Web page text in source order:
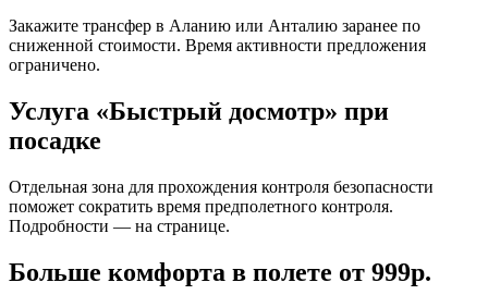
Закажите трансфер в Аланию или Анталию заранее по
сниженной стоимости. Время активности предложения
ограничено.
Услуга «Быстрый досмотр» при
посадке
Отдельная зона для прохождения контроля безопасности
поможет сократить время предполетного контроля.
Подробности — на странице.
Больше комфорта в полете от 999р.